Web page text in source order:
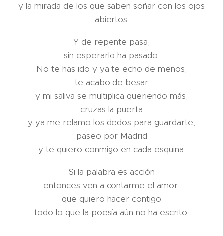
y la mirada de los que saben soñar con los ojos
abiertos.
Y de repente pasa,
sin esperarlo ha pasado.
No te has ido y ya te echo de menos,
te acabo de besar
y mi saliva se multiplica queriendo más,
cruzas la puerta
y ya me relamo los dedos para guardarte,
paseo por Madrid
y te quiero conmigo en cada esquina.
Si la palabra es acción
entonces ven a contarme el amor,
que quiero hacer contigo
todo lo que la poesía aún no ha escrito.